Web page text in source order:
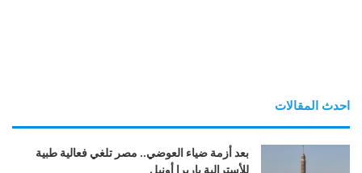
احدث المقالات
بعد أزمة ضياء العوضي.. مصر تلغي فعالية طبية
للأسترالية باربرا أونيل